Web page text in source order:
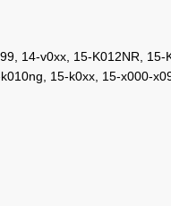
14-v0xx, 15-K012NR, 15-
15-k0xx, 15-x000-